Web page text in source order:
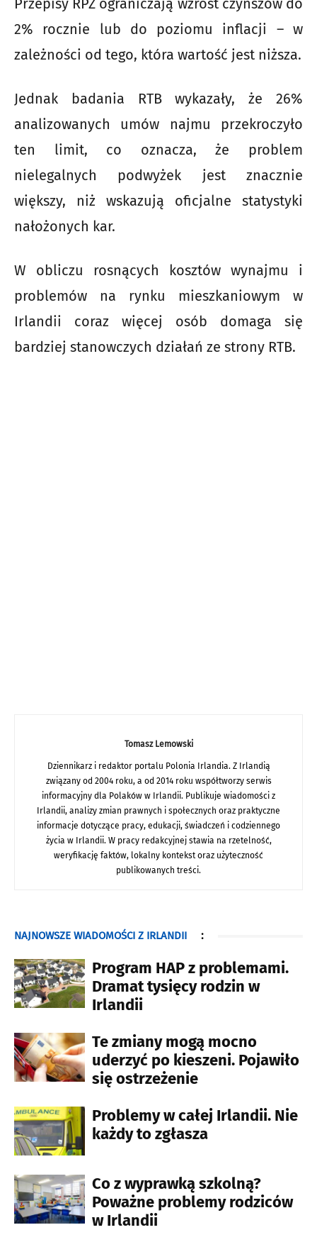
Przepisy RPZ ograniczają wzrost czynszów do
2% rocznie lub do poziomu inflacji – w
zależności od tego, która wartość jest niższa.
Jednak badania RTB wykazały, że 26%
analizowanych umów najmu przekroczyło
ten limit, co oznacza, że problem
nielegalnych podwyżek jest znacznie
większy, niż wskazują oficjalne statystyki
nałożonych kar.
W obliczu rosnących kosztów wynajmu i
problemów na rynku mieszkaniowym w
Irlandii coraz więcej osób domaga się
bardziej stanowczych działań ze strony RTB.
Tomasz Lemowski
Dziennikarz i redaktor portalu Polonia Irlandia. Z Irlandią
związany od 2004 roku, a od 2014 roku współtworzy serwis
informacyjny dla Polaków w Irlandii. Publikuje wiadomości z
Irlandii, analizy zmian prawnych i społecznych oraz praktyczne
informacje dotyczące pracy, edukacji, świadczeń i codziennego
życia w Irlandii. W pracy redakcyjnej stawia na rzetelność,
weryfikację faktów, lokalny kontekst oraz użyteczność
publikowanych treści.
NAJNOWSZE WIADOMOŚCI Z IRLANDII :
Program HAP z problemami.
Dramat tysięcy rodzin w
Irlandii
Te zmiany mogą mocno
uderzyć po kieszeni. Pojawiło
się ostrzeżenie
Problemy w całej Irlandii. Nie
każdy to zgłasza
Co z wyprawką szkolną?
Poważne problemy rodziców
w Irlandii